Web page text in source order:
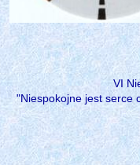
VI
"Niespokojne jest serce